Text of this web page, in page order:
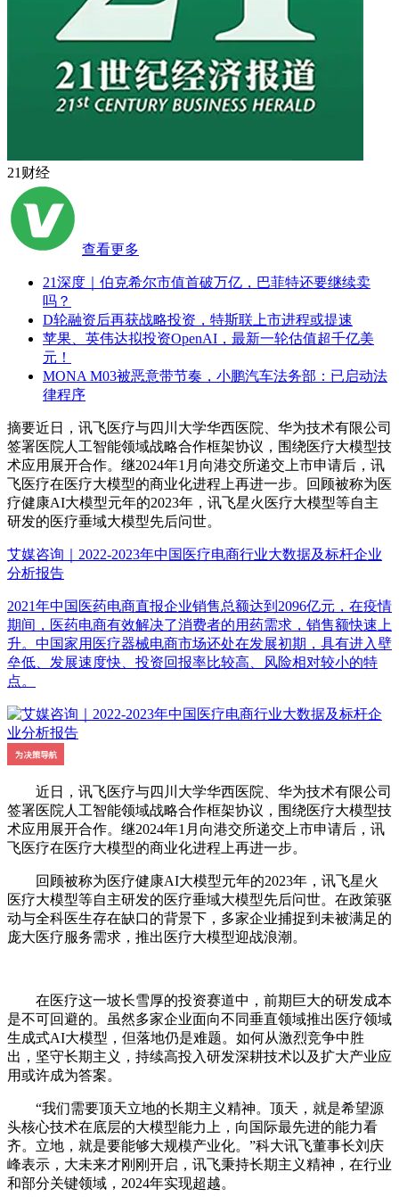
21财经
查看更多
21深度｜伯克希尔市值首破万亿，巴菲特还要继续卖
吗？
D轮融资后再获战略投资，特斯联上市进程或提速
苹果、英伟达拟投资OpenAI，最新一轮估值超千亿美
元！
MONA M03被恶意带节奏，小鹏汽车法务部：已启动法
律程序
摘要近日，讯飞医疗与四川大学华西医院、华为技术有限公司
签署医院人工智能领域战略合作框架协议，围绕医疗大模型技
术应用展开合作。继2024年1月向港交所递交上市申请后，讯
飞医疗在医疗大模型的商业化进程上再进一步。回顾被称为医
疗健康AI大模型元年的2023年，讯飞星火医疗大模型等自主
研发的医疗垂域大模型先后问世。
艾媒咨询｜2022-2023年中国医疗电商行业大数据及标杆企业
分析报告
2021年中国医药电商直报企业销售总额达到2096亿元，在疫情
期间，医药电商有效解决了消费者的用药需求，销售额快速上
升。中国家用医疗器械电商市场还处在发展初期，具有进入壁
垒低、发展速度快、投资回报率比较高、风险相对较小的特
点。
近日，讯飞医疗与四川大学华西医院、华为技术有限公司
签署医院人工智能领域战略合作框架协议，围绕医疗大模型技
术应用展开合作。继2024年1月向港交所递交上市申请后，讯
飞医疗在医疗大模型的商业化进程上再进一步。
回顾被称为医疗健康AI大模型元年的2023年，讯飞星火
医疗大模型等自主研发的医疗垂域大模型先后问世。在政策驱
动与全科医生存在缺口的背景下，多家企业捕捉到未被满足的
庞大医疗服务需求，推出医疗大模型迎战浪潮。
在医疗这一坡长雪厚的投资赛道中，前期巨大的研发成本
是不可回避的。虽然多家企业面向不同垂直领域推出医疗领域
生成式AI大模型，但落地仍是难题。如何从激烈竞争中胜
出，坚守长期主义，持续高投入研发深耕技术以及扩大产业应
用或许成为答案。
“我们需要顶天立地的长期主义精神。顶天，就是希望源
头核心技术在底层的大模型能力上，向国际最先进的能力看
齐。立地，就是要能够大规模产业化。”科大讯飞董事长刘庆
峰表示，大未来才刚刚开启，讯飞秉持长期主义精神，在行业
和部分关键领域，2024年实现超越。